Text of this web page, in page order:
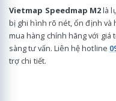
Vietmap Speedmap M2là
bị ghi hình rõ nét, ổn định và
mua hàng chính hãng với giá
sàng tư vấn. Liên hệ hotline
trợ chi tiết.